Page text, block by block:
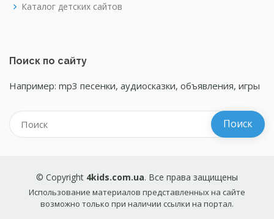
Каталог детских сайтов
Поиск по сайту
Например: mp3 песенки, аудиосказки, объявления, игры
© Copyright 4kids.com.ua. Все права защищены
Использование материалов представленных на сайте
возможно только при наличии ссылки на портал.